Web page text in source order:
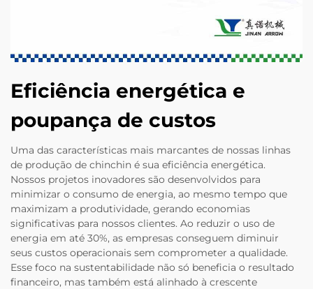
Eficiência energética e
poupança de custos
Uma das características mais marcantes de nossas linhas
de produção de chinchin é sua eficiência energética.
Nossos projetos inovadores são desenvolvidos para
minimizar o consumo de energia, ao mesmo tempo que
maximizam a produtividade, gerando economias
significativas para nossos clientes. Ao reduzir o uso de
energia em até 30%, as empresas conseguem diminuir
seus custos operacionais sem comprometer a qualidade.
Esse foco na sustentabilidade não só beneficia o resultado
financeiro, mas também está alinhado à crescente